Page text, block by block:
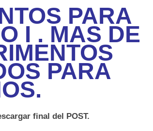
PARA
I . MAS DE
PARA
final del POST.